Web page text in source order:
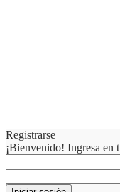
Registrarse
¡Bienvenido! Ingresa en